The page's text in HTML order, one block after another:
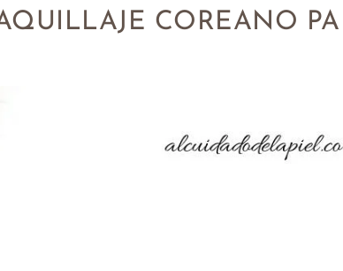
COREANO